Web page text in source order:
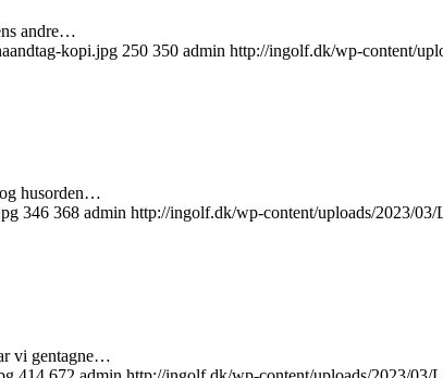
andre…
kopi.jpg 250 350 admin http://ingolf.dk/wp-content/
husorden…
346 368 admin http://ingolf.dk/wp-content/uploads/2023/
vi gentagne…